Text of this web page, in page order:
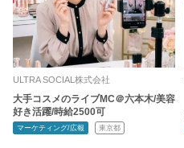
ULTRA SOCIAL株式会社
大手コスメのライブMC＠六本木/美容
好き活躍/時給2500可
マーケティング/広報 東京都